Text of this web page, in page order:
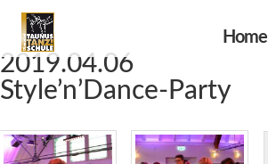
Home
2019.04.06
Style’n’Dance-Party